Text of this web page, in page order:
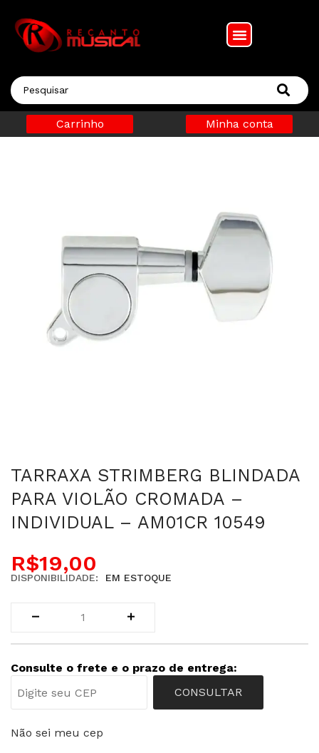
Carrinho Minha conta
TARRAXA STRIMBERG BLINDADA
PARA VIOLÃO CROMADA –
INDIVIDUAL – AM01CR 10549
R$19,00
DISPONIBILIDADE: EM ESTOQUE
Consulte o frete e o prazo de entrega:
CONSULTAR
Não sei meu cep